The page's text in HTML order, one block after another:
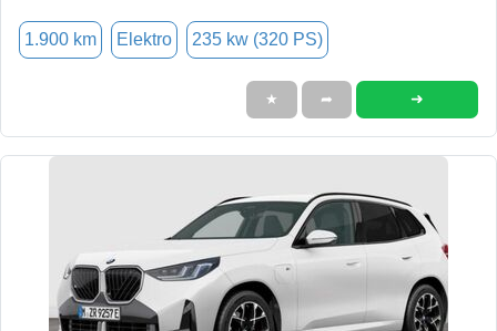
1.900 km Elektro 235 kw (320 PS)
★ ➦ ➜